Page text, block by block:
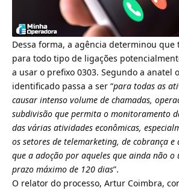
Dessa forma, a agência determinou que
para todo tipo de ligações
a usar o prefixo 0303. Segundo a anatel
identificado passa a ser “para todas as
causar intenso volume de chamadas,
subdivisão que permita o monitoramento
das várias atividades econômicas,
os setores de telemarketing, de cobrança e
que a adoção por aqueles que ainda não o
prazo máximo de 120 dias”.
O relator do processo, Artur Coimbra,